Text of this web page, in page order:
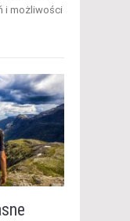
i możliwości